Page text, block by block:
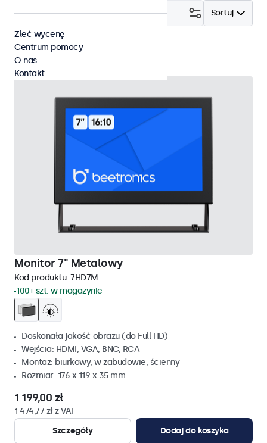
Sortuj
Filtruj (19)
W zabudowie EN50155
Monitor 7" Metalowy
Kod produktu: 7HD7M
100+ szt. w magazynie
Doskonała jakość obrazu (do Full HD)
Wejścia: HDMI, VGA, BNC, RCA
Montaż: biurkowy, w zabudowie, ścienny
Rozmiar: 176 x 119 x 35 mm
1 199,00 zł
1 474,77 zł z VAT
Szczegóły
Dodaj do koszyka
Zleć wycenę
Centrum pomocy
O nas
Kontakt